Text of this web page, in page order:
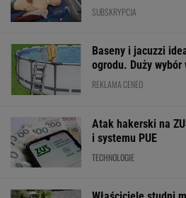
SUBSKRYPCJA
Baseny i jacuzzi
ogrodu. Duży wybór
REKLAMA CENEO
Atak hakerski na
i systemu PUE
TECHNOLOGIE